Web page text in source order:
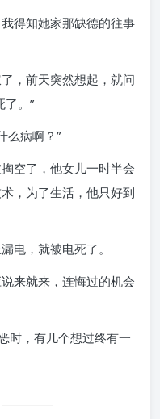
得知她家那缺德的往事
，前天突然想起，就问
了。”
么病啊？”
空了，他女儿一时半会
，为了生活，他只好到
电，就被电死了。
来就来，连悔过的机会
时，有几个想过终有一